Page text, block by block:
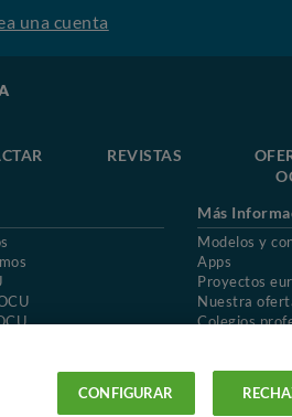
una cuenta
REVISTAS
Más
Modelos y
Apps
Proyectos
Nuestra
Colegios
signos de OCU
CONFIGURAR